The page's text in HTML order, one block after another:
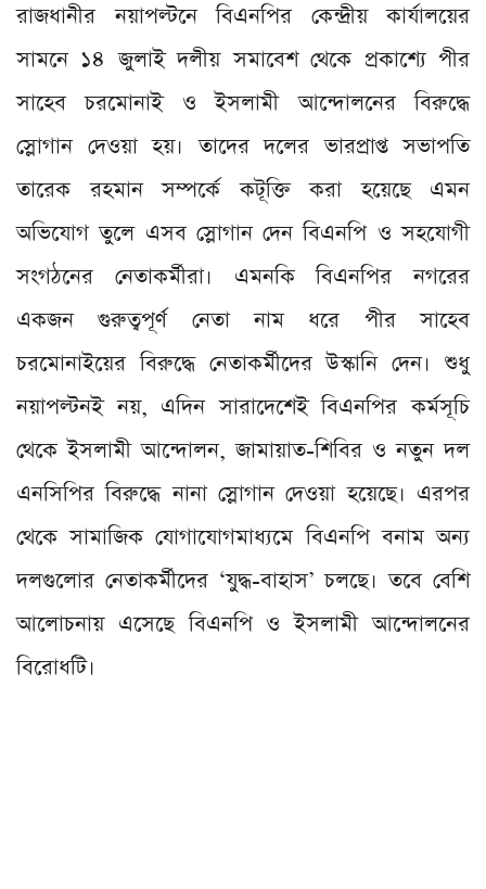
রাজধানীর নয়াপল্টনে বিএনপির কেন্দ্রীয় কার্যালয়ের
সামনে ১৪ জুলাই দলীয় সমাবেশ থেকে প্রকাশ্যে পীর
সাহেব চরমোনাই ও ইসলামী আন্দোলনের বিরুদ্ধে
স্লোগান দেওয়া হয়। তাদের দলের ভারপ্রাপ্ত সভাপতি
তারেক রহমান সম্পর্কে কটূক্তি করা হয়েছে এমন
অভিযোগ তুলে এসব স্লোগান দেন বিএনপি ও সহযোগী
সংগঠনের নেতাকর্মীরা। এমনকি বিএনপির নগরের
একজন গুরুত্বপূর্ণ নেতা নাম ধরে পীর সাহেব
চরমোনাইয়ের বিরুদ্ধে নেতাকর্মীদের উস্কানি দেন। শুধু
নয়াপল্টনই নয়, এদিন সারাদেশেই বিএনপির কর্মসূচি
থেকে ইসলামী আন্দোলন, জামায়াত-শিবির ও নতুন দল
এনসিপির বিরুদ্ধে নানা স্লোগান দেওয়া হয়েছে। এরপর
থেকে সামাজিক যোগাযোগমাধ্যমে বিএনপি বনাম অন্য
দলগুলোর নেতাকর্মীদের ‘যুদ্ধ-বাহাস’ চলছে। তবে বেশি
আলোচনায় এসেছে বিএনপি ও ইসলামী আন্দোলনের
বিরোধটি।